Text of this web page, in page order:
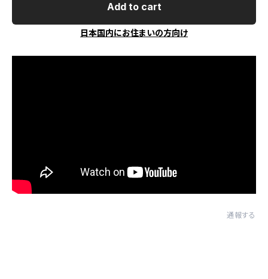
Add to cart
日本国内にお住まいの方向け
通報する